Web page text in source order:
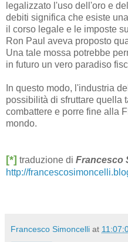
legalizzato l'uso dell'oro e
debiti significa che esiste
il corso legale e le imposte
Ron Paul aveva proposto
Una tale mossa potrebbe
in futuro un vero paradiso
In questo modo, l'industria
possibilità di sfruttare quella
combattere e porre fine alla
mondo.
[*] traduzione di Francesco
http://
Francesco Simoncelli at